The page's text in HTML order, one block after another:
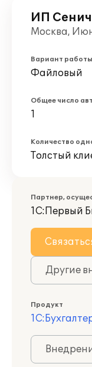
ИП
Москва,
Вариант работы
Файловый
Общее число
1
Количество
Толстый
Партнер,
1С:Первый
Другие
Продукт